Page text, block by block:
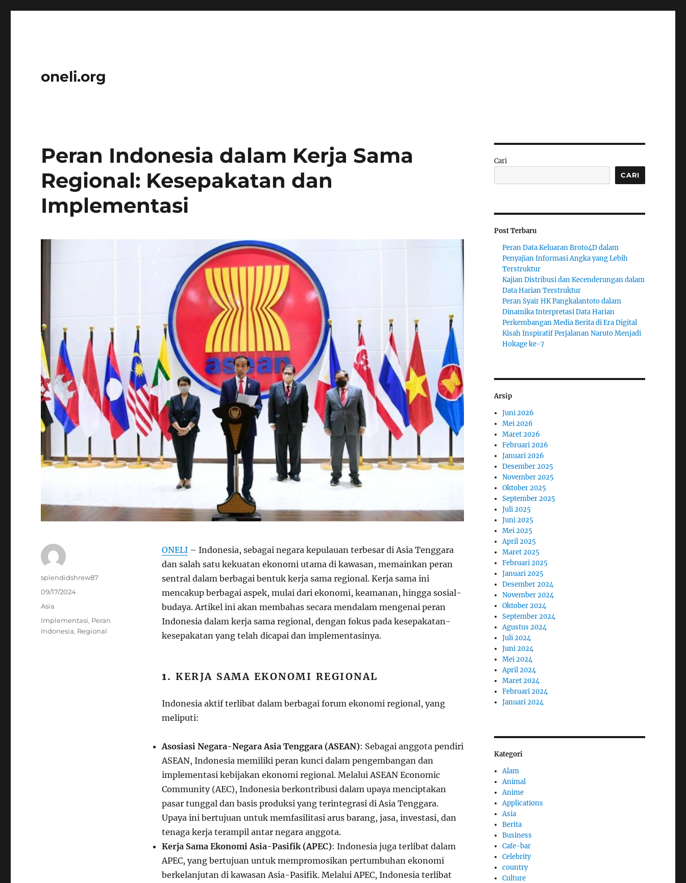
oneli.org
Peran Indonesia dalam Kerja Sama
Regional: Kesepakatan dan
Implementasi
ONELI– Indonesia, sebagai negara kepulauan terbesar di Asia Tenggara
dan salah satu kekuatan ekonomi utama di kawasan, memainkan peran
sentral dalam berbagai bentuk kerja sama regional. Kerja sama ini
mencakup berbagai aspek, mulai dari ekonomi, keamanan, hingga sosial-
budaya. Artikel ini akan membahas secara mendalam mengenai peran
Indonesia dalam kerja sama regional, dengan fokus pada kesepakatan-
kesepakatan yang telah dicapai dan implementasinya.
1.KERJA SAMA EKONOMI REGIONAL
Indonesia aktif terlibat dalam berbagai forum ekonomi regional, yang
meliputi:
Asosiasi Negara-Negara Asia Tenggara (ASEAN): Sebagai anggota pendiri
ASEAN, Indonesia memiliki peran kunci dalam pengembangan dan
implementasi kebijakan ekonomi regional. Melalui ASEAN Economic
Community (AEC), Indonesia berkontribusi dalam upaya menciptakan
pasar tunggal dan basis produksi yang terintegrasi di Asia Tenggara.
Upaya ini bertujuan untuk memfasilitasi arus barang, jasa, investasi, dan
tenaga kerja terampil antar negara anggota.
Kerja Sama Ekonomi Asia-Pasifik (APEC): Indonesia juga terlibat dalam
APEC, yang bertujuan untuk mempromosikan pertumbuhan ekonomi
berkelanjutan di kawasan Asia-Pasifik. Melalui APEC, Indonesia terlibat
Author
splendidshrew87
Posted
on
09/17/2024
Categories
Asia
Tags
Implementasi, Peran
Indonesia, Regional
Cari
CARI
Post Terbaru
Peran Data Keluaran Broto4D dalam
Penyajian Informasi Angka yang Lebih
Terstruktur
Kajian Distribusi dan Kecenderungan dalam
Data Harian Terstruktur
Peran Syair HK Pangkalantoto dalam
Dinamika Interpretasi Data Harian
Perkembangan Media Berita di Era Digital
Kisah Inspiratif Perjalanan Naruto Menjadi
Hokage ke-7
Arsip
Juni 2026
Mei 2026
Maret 2026
Februari 2026
Januari 2026
Desember 2025
November 2025
Oktober 2025
September 2025
Juli 2025
Juni 2025
Mei 2025
April 2025
Maret 2025
Februari 2025
Januari 2025
Desember 2024
November 2024
Oktober 2024
September 2024
Agustus 2024
Juli 2024
Juni 2024
Mei 2024
April 2024
Maret 2024
Februari 2024
Januari 2024
Kategori
Alam
Animal
Anime
Applications
Asia
Berita
Business
Cafe-bar
Celebrity
country
Culture